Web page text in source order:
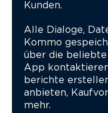
Kunden.
Alle Dialoge,
Kommo
über die beliebte
App
berichte
anbieten,
mehr.